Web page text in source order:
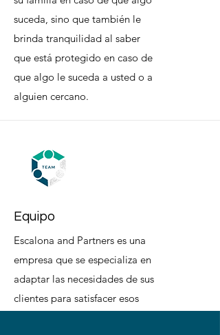
suceda, sino que también le
brinda tranquilidad al saber
que está protegido en caso de
que algo le suceda a usted o a
alguien cercano.
Equipo
Escalona and Partners es una
empresa que se especializa en
adaptar las necesidades de sus
clientes para satisfacer esos